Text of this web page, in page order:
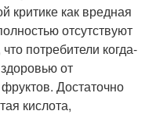
критике как вредная
отсутствуют
потребители когда-
от
Достаточно
кислота,